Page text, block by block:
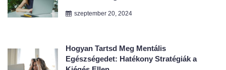
szeptember 17, 2024
Hogyan Tartsd Meg Mentális